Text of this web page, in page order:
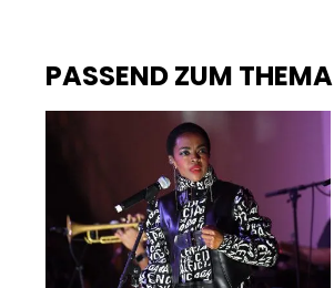
PASSEND ZUM THEMA